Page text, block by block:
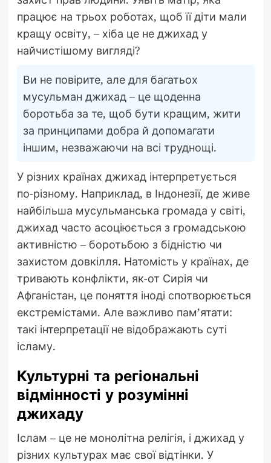
працює на трьох роботах, щоб її діти мали
кращу освіту, – хіба це не джихад у
найчистішому вигляді?
Ви не повірите, але для багатьох
мусульман джихад – це щоденна
боротьба за те, щоб бути кращим, жити
за принципами добра й допомагати
іншим, незважаючи на всі труднощі.
У різних країнах джихад інтерпретується
по-різному. Наприклад, в Індонезії, де живе
найбільша мусульманська громада у світі,
джихад часто асоціюється з громадською
активністю – боротьбою з бідністю чи
захистом довкілля. Натомість у країнах, де
тривають конфлікти, як-от Сирія чи
Афганістан, це поняття іноді спотворюється
екстремістами. Але важливо пам’ятати:
такі інтерпретації не відображають суті
ісламу.
Культурні та регіональні
відмінності у розумінні
джихаду
Іслам – це не монолітна релігія, і джихад у
різних культурах має свої відтінки. У